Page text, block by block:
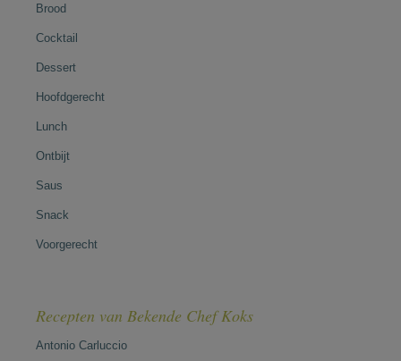
Brood
Cocktail
Dessert
Hoofdgerecht
Lunch
Ontbijt
Saus
Snack
Voorgerecht
Recepten van Bekende Chef Koks
Antonio Carluccio